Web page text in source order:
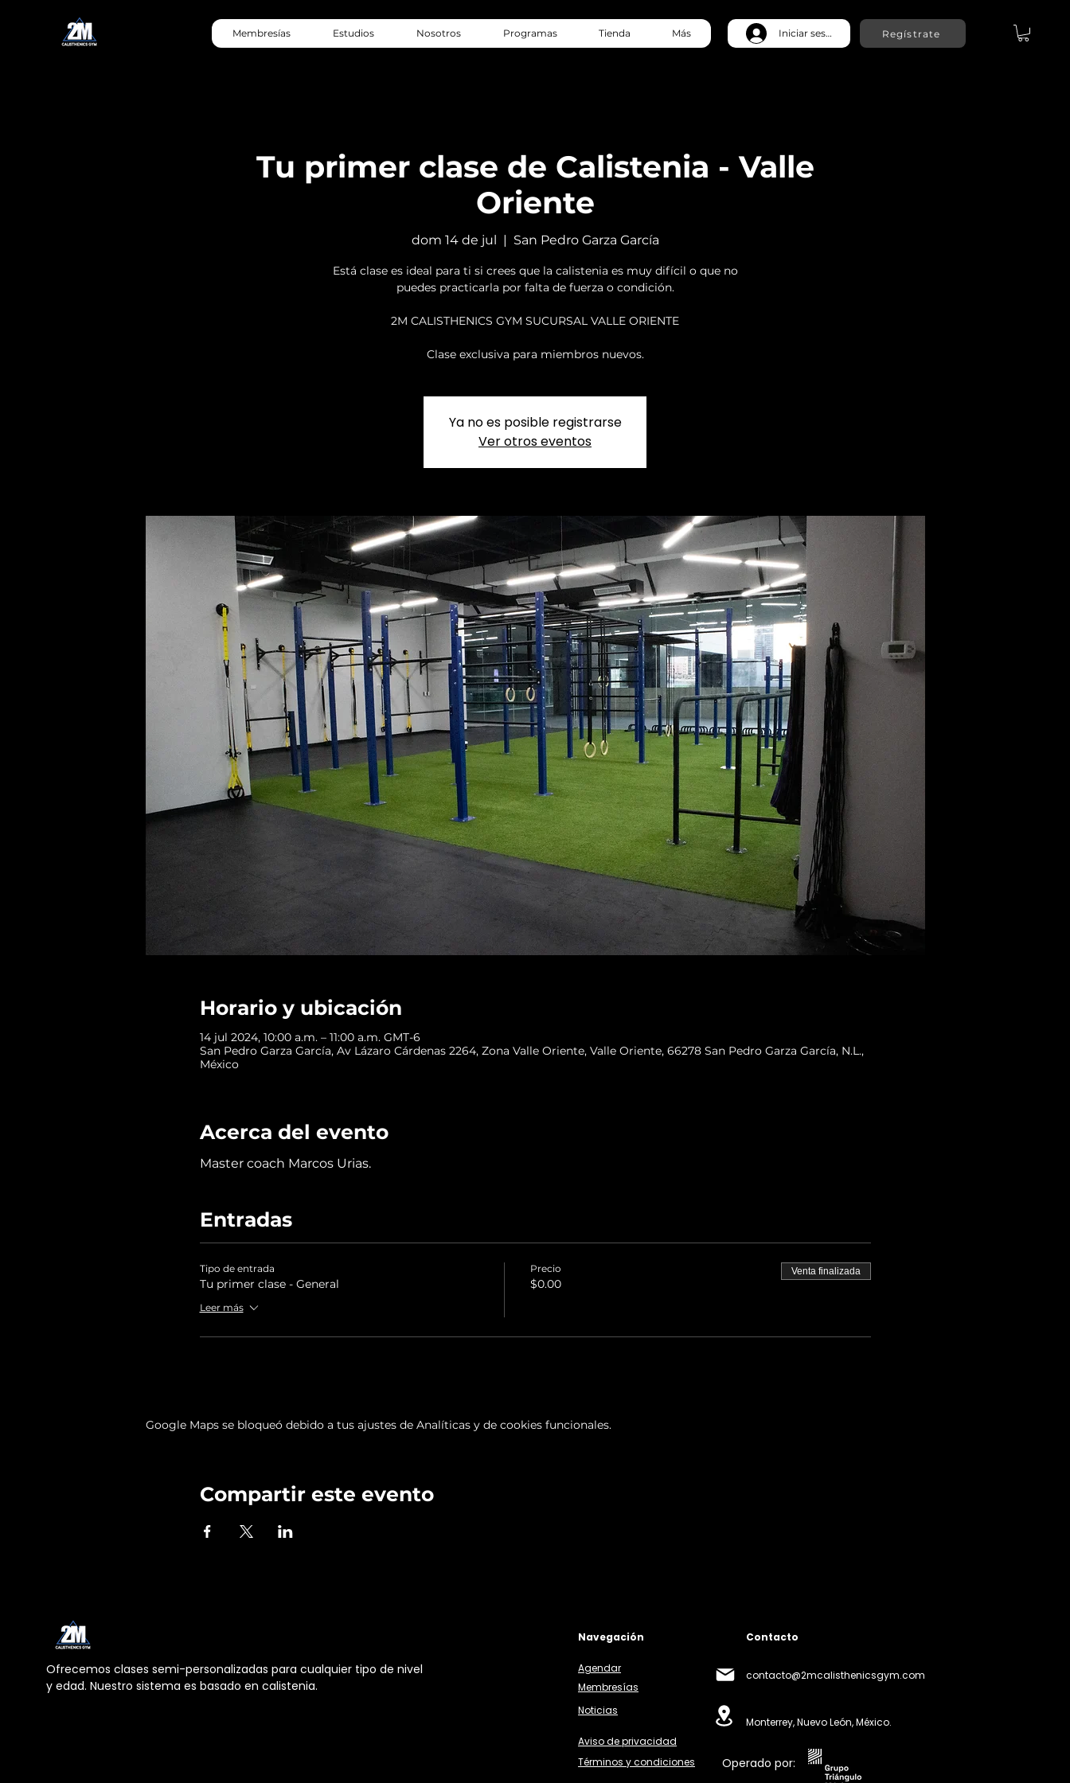
Membresías Estudios Nosotros Programas Tienda Más Iniciar sesión Regístrate
Tu primer clase de Calistenia - Valle
Oriente
dom 14 de jul
  |
San Pedro Garza García
Está clase es ideal para ti si crees que la calistenia es muy difícil o que no
puedes practicarla por falta de fuerza o condición.
2M CALISTHENICS GYM SUCURSAL VALLE ORIENTE
Clase exclusiva para miembros nuevos.
Ya no es posible registrarse
Ver otros eventos
Horario y ubicación
14 jul 2024, 10:00 a.m. – 11:00 a.m. GMT-6
San Pedro Garza García, Av Lázaro Cárdenas 2264, Zona Valle Oriente, Valle Oriente, 66278 San Pedro Garza García, N.L.,
México
Acerca del evento
Master coach Marcos Urias.
Entradas
Tipo de entrada
Tu primer clase - General
Leer más
Precio
$0.00
Venta finalizada
Google Maps se bloqueó debido a tus ajustes de Analíticas y de cookies funcionales.
Compartir este evento
Ofrecemos clases semi-personalizadas para cualquier tipo de nivel
y edad. Nuestro sistema es basado en calistenia.
Navegación Contacto
Agendar
Membresías
Noticias
Monterrey, Nuevo León, México.
Aviso de privacidad
Términos y condiciones
Operado por:
contacto@2mcalisthenicsgym.com